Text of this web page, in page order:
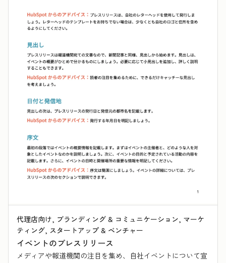
代理店向け, ブランディング & コミュニケーション, マーケ
ティング, スタートアップ & ベンチャー
イベントのプレスリリース
メディアや報道機関の注目を集め、自社イベントについて宣